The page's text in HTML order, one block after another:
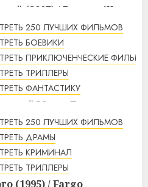
(2007) / Ratatouille
онлайн
07.08.2026
250 ЛУЧШИХ ФИЛЬМОВ
БОЕВИКИ
ПРИКЛЮЧЕНЧЕСКИЕ ФИЛЬМЫ
ТРИЛЛЕРЫ
ФАНТАСТИКУ
Макс: Дорога
(2015) / Mad Max: Fury
смотреть онлайн
07.08.2026
250 ЛУЧШИХ ФИЛЬМОВ
ДРАМЫ
КРИМИНАЛ
ТРИЛЛЕРЫ
(1995) / Fargo